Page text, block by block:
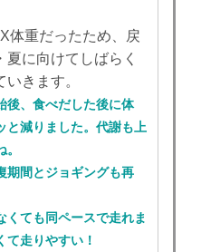
体重だったため、戻
夏に向けてしばらく
きます。
後、食べだした後に体
と減りました。代謝も上
期間とジョギングも再
くても同ペースで走れま
て走りやすい！